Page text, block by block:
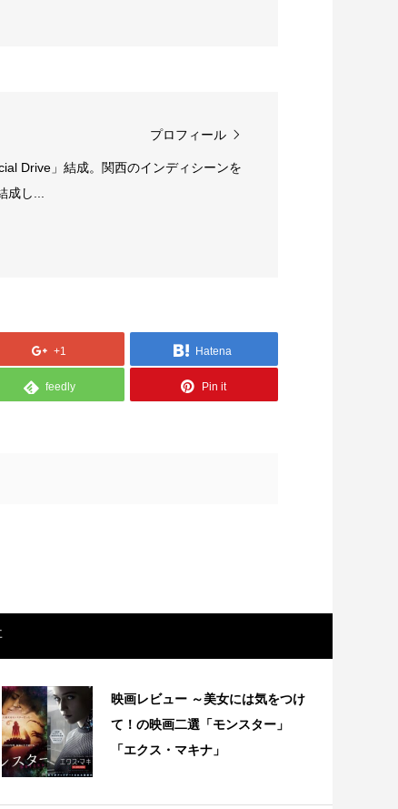
プロフィール
Drive」結成。関西のインディシーンを
成し...
+1 Hatena
feedly Pin it
映画レビュー ～美女には気をつけ
て！の映画二選「モンスター」
「エクス・マキナ」
diaspora（アフリカンディアスポ
vol....